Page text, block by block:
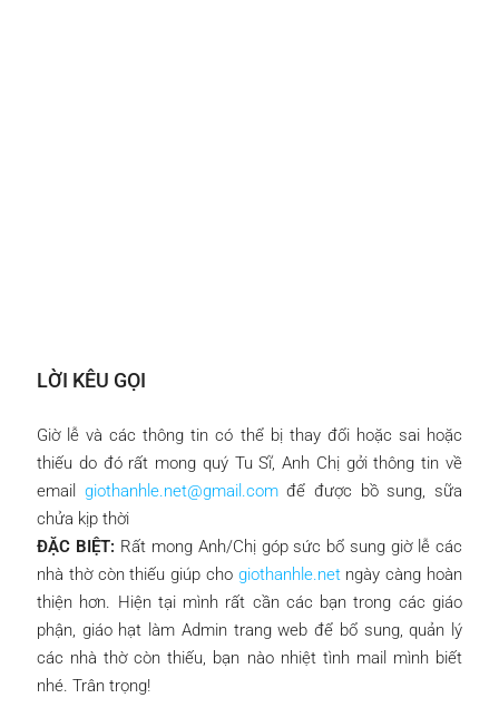
LỜI KÊU GỌI
Giờ lễ và các thông tin có thể bị thay đổi hoặc sai hoặc
thiếu do đó rất mong quý Tu Sĩ, Anh Chị gởi thông tin về
email giothanhle.net@gmail.comđể được bồ sung, sữa
chửa kịp thời
ĐẶC BIỆT: Rất mong Anh/Chị góp sức bổ sung giờ lễ các
nhà thờ còn thiếu giúp cho giothanhle.netngày càng hoàn
thiện hơn. Hiện tại mình rất cần các bạn trong các giáo
phận, giáo hạt làm Admin trang web để bổ sung, quản lý
các nhà thờ còn thiếu, bạn nào nhiệt tình mail mình biết
nhé. Trân trọng!